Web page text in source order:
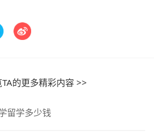
的更多精彩内容 >>
留学多少钱